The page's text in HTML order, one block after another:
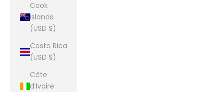
Cook
Islands
(USD $)
Costa Rica
(USD $)
Côte
d’Ivoire